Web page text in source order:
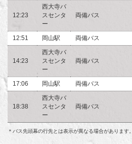
12:23
西大寺バ
スセンタ
ー
両備バス
12:51 岡山駅 両備バス
14:23
西大寺バ
スセンタ
ー
両備バス
17:06 岡山駅 両備バス
18:38
西大寺バ
スセンタ
ー
両備バス
＊バス先頭幕の行先とは表示が異なる場合があります。